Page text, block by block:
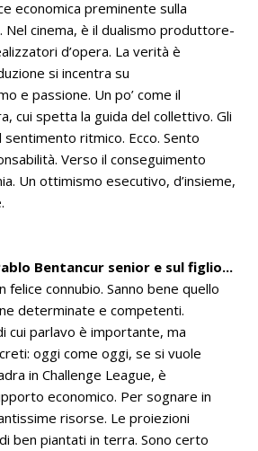
economica preminente sulla
Nel cinema, è il dualismo produttore-
d’opera. La verità è
si incentra su
e passione. Un po’ come il
cui spetta la guida del collettivo. Gli
ritmico. Ecco. Sento
Verso il conseguimento
Un ottimismo esecutivo, d’insieme,
Bentancur senior e sul figlio...
felice connubio. Sanno bene quello
determinate e competenti.
cui parlavo è importante, ma
oggi come oggi, se si vuole
in Challenge League, è
economico. Per sognare in
risorse. Le proiezioni
ben piantati in terra. Sono certo